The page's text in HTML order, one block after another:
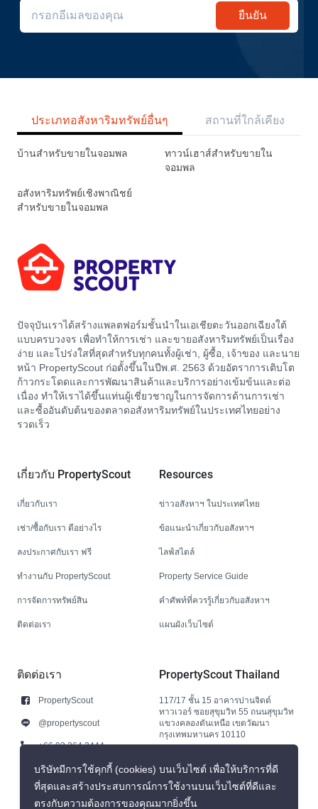
ยืนยัน
ประเภทอสังหาริมทรัพย์อื่นๆ สถานที่ใกล้เคียง
บ้านสำหรับขายในจอมพล
ทาวน์เฮาส์สำหรับขายใน
จอมพล
อสังหาริมทรัพย์เชิงพาณิชย์
สำหรับขายในจอมพล
ปัจจุบันเราได้สร้างแพลตฟอร์มชั้นนำในเอเชียตะวันออกเฉียงใต้
แบบครบวงจร เพื่อทำให้การเช่า และขายอสังหาริมทรัพย์เป็นเรื่อง
ง่าย และโปร่งใสที่สุดสำหรับทุกคนทั้งผู้เช่า, ผู้ซื้อ, เจ้าของ และนาย
หน้า PropertyScout ก่อตั้งขึ้นในปีพ.ศ. 2563 ด้วยอัตราการเติบโต
ก้าวกระโดดและการพัฒนาสินค้าและบริการอย่างเข้มข้นและต่อ
เนื่อง ทำให้เราได้ขึ้นแท่นผู้เชี่ยวชาญในการจัดการด้านการเช่า
และซื้ออันดับต้นของตลาดอสังหาริมทรัพย์ในประเทศไทยอย่าง
รวดเร็ว
เกี่ยวกับ PropertyScout
เกี่ยวกับเรา
เช่า/ซื้อกับเรา ดีอย่างไร
ลงประกาศกับเรา ฟรี
ทำงานกับ PropertyScout
การจัดการทรัพย์สิน
ติดต่อเรา
Resources
ข่าวอสังหาฯ ในประเทศไทย
ข้อแนะนำเกี่ยวกับอสังหาฯ
ไลฟ์สไตล์
Property Service Guide
คำศัพท์ที่ควรรู้เกี่ยวกับอสังหาฯ
แผนผังเว็บไซต์
ติดต่อเรา
PropertyScout
@propertyscout
+66 92 264 3444
+66 92 264 3444
contact@propertyscout.co.th
PropertyScout Thailand
117/17 ชั้น 15 อาคารปานจิตต์
ทาวเวอร์ ซอยสุขุมวิท 55 ถนนสุขุมวิท
แขวงคลองตันเหนือ เขตวัฒนา
กรุงเทพมหานคร 10110
บริษัทมีการใช้คุกกี้ (cookies) บนเว็บไซต์ เพื่อให้บริการที่ดี
ที่สุดและสร้างประสบการณ์การใช้งานบนเว็บไซต์ที่ดีและ
ตรงกับความต้องการของคุณมากยิ่งขึ้น